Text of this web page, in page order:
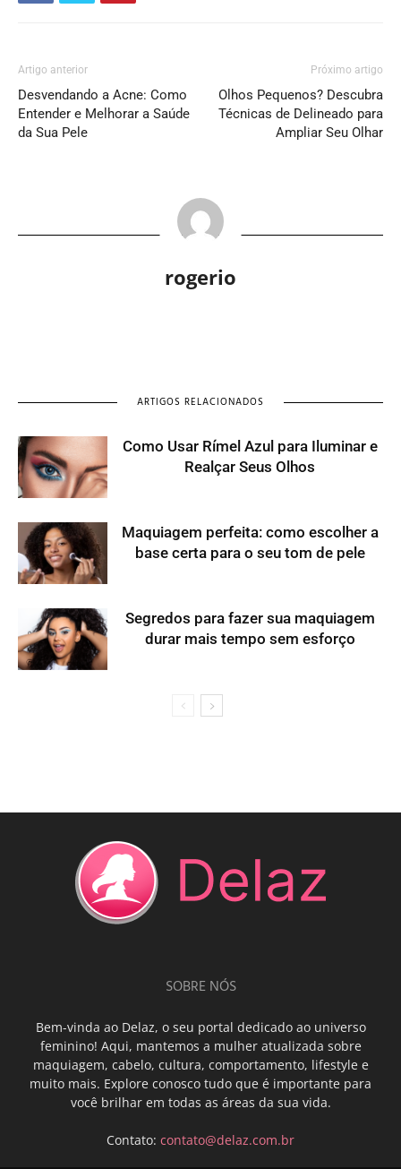
Artigo anterior
Desvendando a Acne: Como
Entender e Melhorar a Saúde
da Sua Pele
Próximo artigo
Olhos Pequenos? Descubra
Técnicas de Delineado para
Ampliar Seu Olhar
rogerio
ARTIGOS RELACIONADOS
Como Usar Rímel Azul para Iluminar e
Realçar Seus Olhos
Maquiagem perfeita: como escolher a
base certa para o seu tom de pele
Segredos para fazer sua maquiagem
durar mais tempo sem esforço
SOBRE NÓS
Bem-vinda ao Delaz, o seu portal dedicado ao universo
feminino! Aqui, mantemos a mulher atualizada sobre
maquiagem, cabelo, cultura, comportamento, lifestyle e
muito mais. Explore conosco tudo que é importante para
você brilhar em todas as áreas da sua vida.
Contato: contato@delaz.com.br